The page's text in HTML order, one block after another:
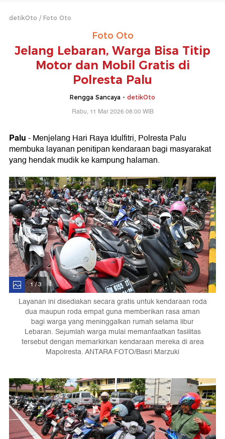
detikOto Foto Oto
Foto Oto
Jelang Lebaran, Warga Bisa Titip
Motor dan Mobil Gratis di
Polresta Palu
Rengga Sancaya - detikOto
Rabu, 11 Mar 2026 08:00 WIB
Palu- Menjelang Hari Raya Idulfitri, Polresta Palu
membuka layanan penitipan kendaraan bagi masyarakat
yang hendak mudik ke kampung halaman.
1 / 3
Layanan ini disediakan secara gratis untuk kendaraan roda
dua maupun roda empat guna memberikan rasa aman
bagi warga yang meninggalkan rumah selama libur
Lebaran. Sejumlah warga mulai memanfaatkan fasilitas
tersebut dengan memarkirkan kendaraan mereka di area
Mapolresta. ANTARA FOTO/Basri Marzuki